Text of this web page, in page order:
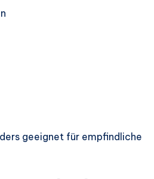
geeignet für empfindliche